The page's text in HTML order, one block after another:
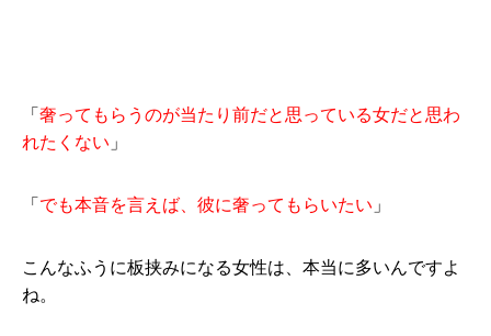
「 奢ってもらうのが当たり前だと思っている女だと思わ
れたくない 」
「 でも本音を言えば、彼に奢ってもらいたい 」
こんなふうに板挟みになる女性は、本当に多いんですよ
ね。